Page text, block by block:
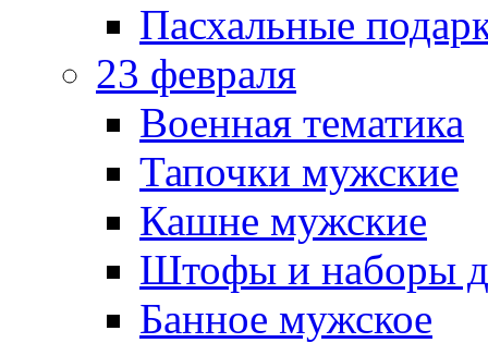
Пасхальные
23 февраля
Военная тематика
Тапочки мужские
Кашне мужские
Штофы и наборы
Банное мужское